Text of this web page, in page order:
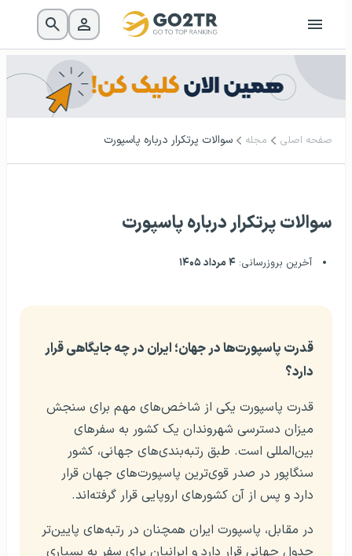
صفحه اصلی مجله سوالات پرتکرار درباره پاسپورت
سوالات پرتکرار درباره پاسپورت
آخرین بروزرسانی: ۴ مرداد ۱۴۰۵
قدرت پاسپورت‌ها در جهان؛ ایران در چه جایگاهی قرار
دارد؟
قدرت پاسپورت یکی از شاخص‌های مهم برای سنجش
میزان دسترسی شهروندان یک کشور به سفرهای
بین‌المللی است. طبق رتبه‌بندی‌های جهانی، کشور
سنگاپور در صدر قوی‌ترین پاسپورت‌های جهان قرار
دارد و پس از آن کشورهای اروپایی قرار گرفته‌اند.
در مقابل، پاسپورت ایران همچنان در رتبه‌های پایین‌تر
جدول جهانی قرار دارد و ایرانیان برای سفر به بسیاری